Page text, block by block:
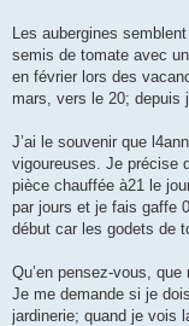
Les aubergines
semis de tomate avec
en février lors des
mars, vers le 20; depuis
J’ai le souvenir que
vigoureuses. Je précise
pièce chauffée à21 le
par jours et je fais gaffe
début car les godets de
Qu’en pensez-vous,
Je me demande si je
jardinerie; quand je vois